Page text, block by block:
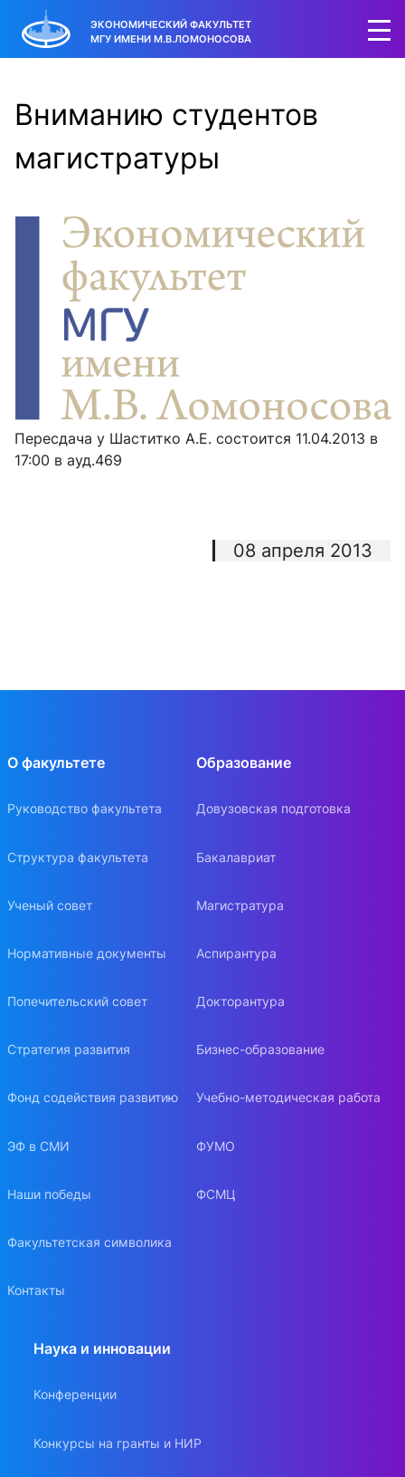
ЭКОНОМИЧЕСКИЙ ФАКУЛЬТЕТ
МГУ ИМЕНИ М.В.ЛОМОНОСОВА
Вниманию студентов
магистратуры
Пересдача у Шаститко А.Е. состоится 11.04.2013 в
17:00 в ауд.469
08 апреля 2013
О факультете
Руководство факультета
Структура факультета
Ученый совет
Нормативные документы
Попечительский совет
Стратегия развития
Фонд содействия развитию
ЭФ в СМИ
Наши победы
Факультетская символика
Контакты
Образование
Довузовская подготовка
Бакалавриат
Магистратура
Аспирантура
Докторантура
Бизнес-образование
Учебно-методическая работа
ФУМО
ФСМЦ
Наука и инновации
Конференции
Конкурсы на гранты и НИР